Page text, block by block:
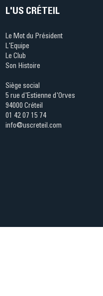
L'US CRÉTEIL
Le Mot du Président
L'Equipe
Le Club
Son Histoire
Siège social
5 rue d'Estienne d'Orves
94000 Créteil
01 42 07 15 74
info@uscreteil.com